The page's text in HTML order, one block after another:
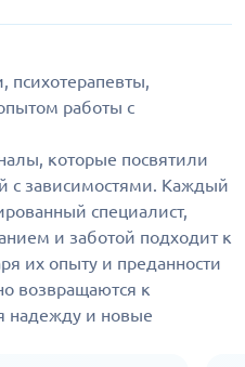
психотерапевты,
работы с
которые посвятили
зависимостями. Каждый
специалист,
и заботой подходит к
их опыту и преданности
возвращаются к
надежду и новые